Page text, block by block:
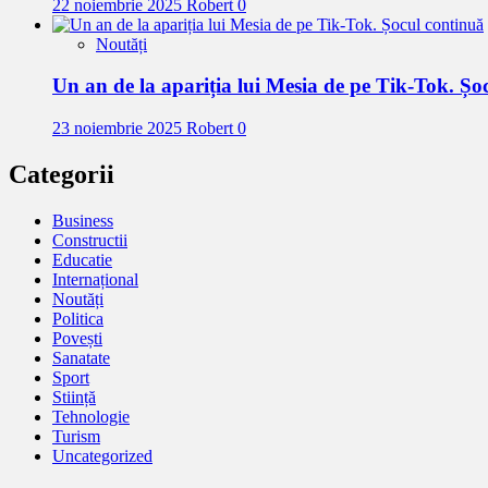
22 noiembrie 2025 Robert 0
Noutăți
Un an de la apariția lui Mesia de pe Tik-Tok.
23 noiembrie 2025 Robert 0
Categorii
Business
Constructii
Educatie
Internațional
Noutăți
Politica
Povești
Sanatate
Sport
Stiință
Tehnologie
Turism
Uncategorized